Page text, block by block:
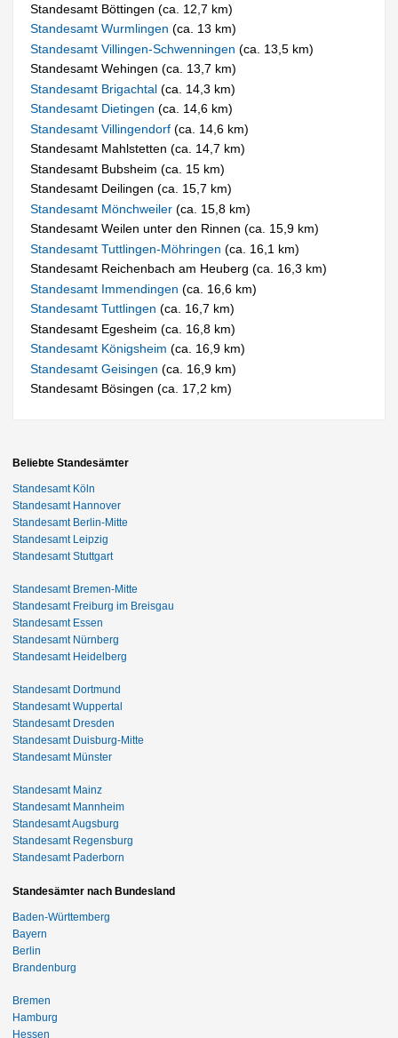
Standesamt Böttingen (ca. 12,7 km)
Standesamt Wurmlingen(ca. 13 km)
Standesamt Villingen-Schwenningen(ca. 13,5 km)
Standesamt Wehingen (ca. 13,7 km)
Standesamt Brigachtal(ca. 14,3 km)
Standesamt Dietingen(ca. 14,6 km)
Standesamt Villingendorf(ca. 14,6 km)
Standesamt Mahlstetten (ca. 14,7 km)
Standesamt Bubsheim (ca. 15 km)
Standesamt Deilingen (ca. 15,7 km)
Standesamt Mönchweiler(ca. 15,8 km)
Standesamt Weilen unter den Rinnen (ca. 15,9 km)
Standesamt Tuttlingen-Möhringen(ca. 16,1 km)
Standesamt Reichenbach am Heuberg (ca. 16,3 km)
Standesamt Immendingen(ca. 16,6 km)
Standesamt Tuttlingen(ca. 16,7 km)
Standesamt Egesheim (ca. 16,8 km)
Standesamt Königsheim(ca. 16,9 km)
Standesamt Geisingen(ca. 16,9 km)
Standesamt Bösingen (ca. 17,2 km)
Beliebte Standesämter
Standesamt Köln
Standesamt Hannover
Standesamt Berlin-Mitte
Standesamt Leipzig
Standesamt Stuttgart
Standesamt Bremen-Mitte
Standesamt Freiburg im Breisgau
Standesamt Essen
Standesamt Nürnberg
Standesamt Heidelberg
Standesamt Dortmund
Standesamt Wuppertal
Standesamt Dresden
Standesamt Duisburg-Mitte
Standesamt Münster
Standesamt Mainz
Standesamt Mannheim
Standesamt Augsburg
Standesamt Regensburg
Standesamt Paderborn
Standesämter nach Bundesland
Baden-Württemberg
Bayern
Berlin
Brandenburg
Bremen
Hamburg
Hessen